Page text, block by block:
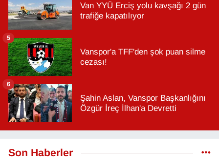
Van YYÜ Erciş yolu kavşağı 2 gün
trafiğe kapatılıyor
Vanspor'a TFF'den şok puan silme
cezası!
5
Şahin Aslan, Vanspor Başkanlığını
Özgür İreç İlhan'a Devretti
6
Son Haberler